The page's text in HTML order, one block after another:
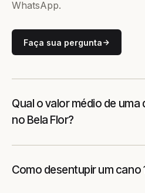
WhatsApp.
Faça sua pergunta
Qual o valor médio de
no Bela Flor?
Como desentupir um cano